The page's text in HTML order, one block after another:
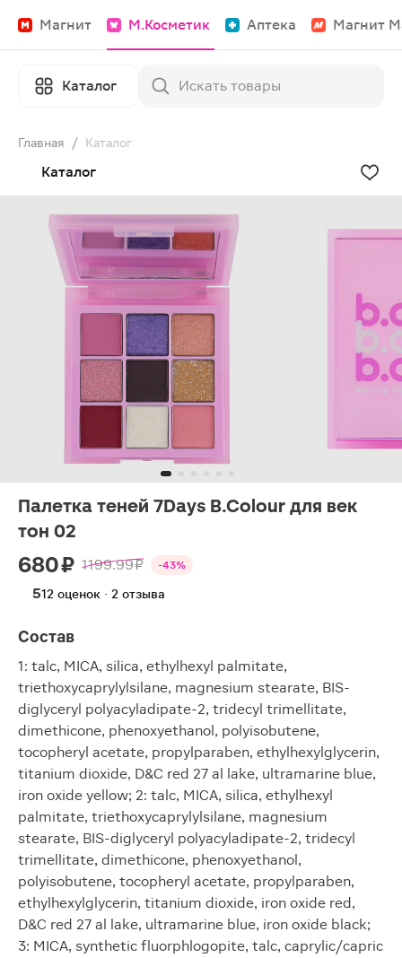
Магнит М.Косметик Аптека Магнит
Каталог
Главная / Каталог
Каталог
Палетка теней 7Days B.Colour для век
тон 02
680 ₽ 1199.99 ₽ -43%
512 оценок · 2 отзыва
Состав
1: talc, MICA, silica, ethylhexyl palmitate,
triethoxycaprylylsilane, magnesium stearate, BIS-
diglyceryl polyacyladipate-2, tridecyl trimellitate,
dimethicone, phenoxyethanol, polyisobutene,
tocopheryl acetate, propylparaben, ethylhexylglycerin,
titanium dioxide, D&C red 27 al lake, ultramarine blue,
iron oxide yellow; 2: talc, MICA, silica, ethylhexyl
palmitate, triethoxycaprylylsilane, magnesium
stearate, BIS-diglyceryl polyacyladipate-2, tridecyl
trimellitate, dimethicone, phenoxyethanol,
polyisobutene, tocopheryl acetate, propylparaben,
ethylhexylglycerin, titanium dioxide, iron oxide red,
D&C red 27 al lake, ultramarine blue, iron oxide black;
3: MICA, synthetic fluorphlogopite, talc, caprylic/capric